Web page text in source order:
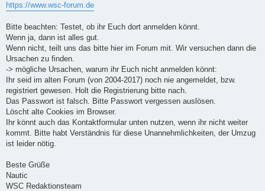
https://www.wsc-forum.de
Bitte beachten: Testet, ob ihr Euch dort anmelden könnt.
Wenn ja, dann ist alles gut.
Wenn nicht, teilt uns das bitte hier im Forum mit. Wir versuchen dann die
Ursachen zu finden.
-> mögliche Ursachen, warum ihr Euch nicht anmelden könnt:
Ihr seid im alten Forum (von 2004-2017) noch nie angemeldet, bzw.
registriert gewesen. Holt die Registrierung bitte nach.
Das Passwort ist falsch. Bitte Passwort vergessen auslösen.
Löscht alte Cookies im Browser.
Ihr könnt auch das Kontaktformular unten nutzen, wenn ihr nicht weiter
kommt. Bitte habt Verständnis für diese Unannehmlichkeiten, der Umzug
ist leider nötig.
Beste Grüße
Nautic
WSC Redaktionsteam